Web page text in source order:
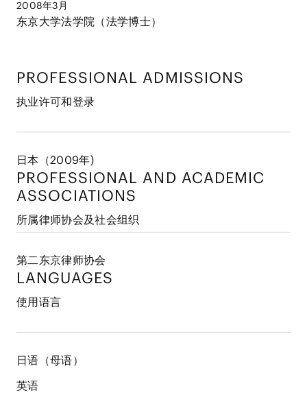
2008年3月
东京大学法学院（法学博士）
PROFESSIONAL ADMISSIONS
执业许可和登录
日本（2009年)
PROFESSIONAL AND ACADEMIC
ASSOCIATIONS
所属律师协会及社会组织
第二东京律师协会
LANGUAGES
使用语言
日语（母语）
英语